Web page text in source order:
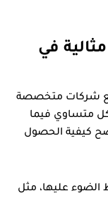
في
مع شركات متخصصة
متساوي فيما
كيفية الحصول
الضوء عليها، مثل